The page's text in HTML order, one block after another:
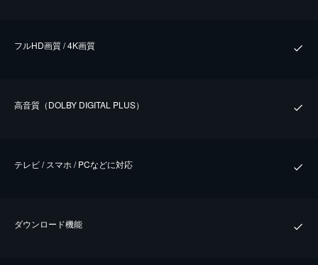
フルHD画質 / 4K画質
⾼⾳質（DOLBY DIGITAL PLUS）
テレビ / スマホ / PCなどに対応
ダウンロード機能